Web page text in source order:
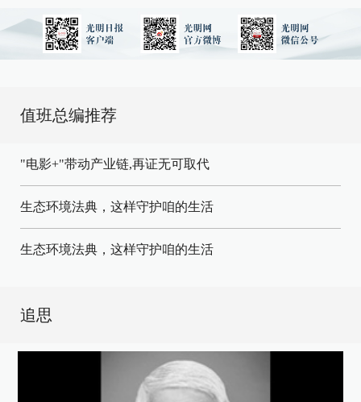
值班总编推荐
"电影+"带动产业链,再证无可取代
生态环境法典，这样守护咱的生活
生态环境法典，这样守护咱的生活
追思